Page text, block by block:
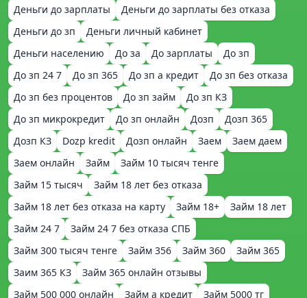
Деньги до зарплаты
Деньги до зарплаты без отказа
Деньги до зп
Деньги личный кабинет
Деньги населению
До за До зарплаты
До зп
До зп 24 7
До зп 365 До зп а кредит
До зп без отказа
До зп без процентов
До зп займ
До зп КЗ
До зп микрокредит
До зп онлайн Дозп
Дозп 365
Дозп КЗ
Dozp kredit Дозп онлайн Заем
Заем даем
Заем онлайн
Займ
Займ 10 тысяч тенге
Займ 15 тысяч
Займ 18 лет без отказа
Займ 18 лет без отказа на карту
Займ 18+
Займ 18 лет
Займ 24 7
Займ 24 7 без отказа СПБ
Займ 300 тысяч тенге
Займ 356 Займ 360
Займ 365
Заим 365 КЗ
Займ 365 онлайн отзывы
Займ 500 000 онлайн
Займ а кредит
Займ 5000 тг